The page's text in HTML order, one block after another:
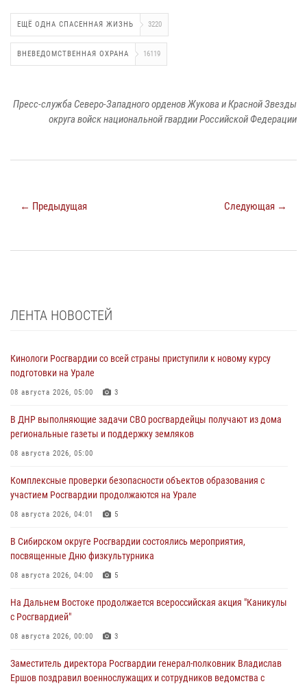
ЕЩЁ ОДНА СПАСЕННАЯ ЖИЗНЬ 3220
ВНЕВЕДОМСТВЕННАЯ ОХРАНА 16119
Пресс-служба Северо-Западного орденов Жукова и Красной Звезды
округа войск национальной гвардии Российской Федерации
← Предыдущая Следующая →
ЛЕНТА НОВОСТЕЙ
Кинологи Росгвардии со всей страны приступили к новому курсу
подготовки на Урале
08 августа 2026, 05:00 3
В ДНР выполняющие задачи СВО росгвардейцы получают из дома
региональные газеты и поддержку земляков
08 августа 2026, 05:00
Комплексные проверки безопасности объектов образования с
участием Росгвардии продолжаются на Урале
08 августа 2026, 04:01 5
В Сибирском округе Росгвардии состоялись мероприятия,
посвященные Дню физкультурника
08 августа 2026, 04:00 5
На Дальнем Востоке продолжается всероссийская акция "Каникулы
с Росгвардией"
08 августа 2026, 00:00 3
Заместитель директора Росгвардии генерал-полковник Владислав
Ершов поздравил военнослужащих и сотрудников ведомства с